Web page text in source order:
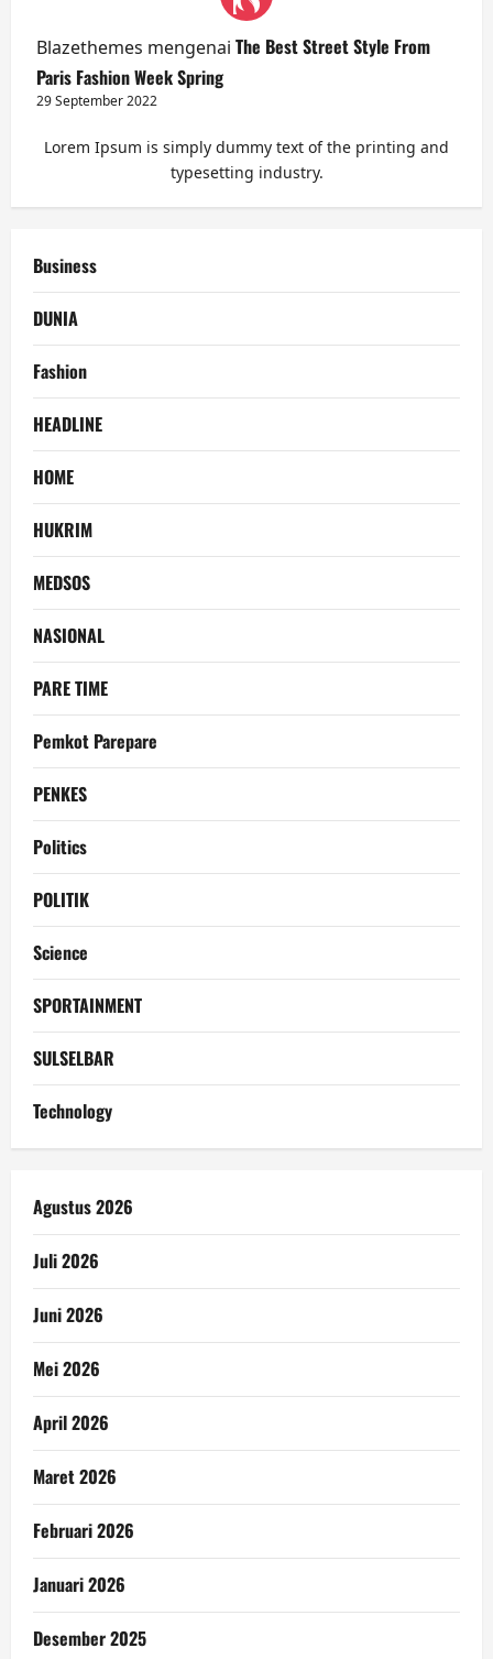
Blazethemes mengenai The Best Street Style From
Paris Fashion Week Spring
29 September 2022
Lorem Ipsum is simply dummy text of the printing and
typesetting industry.
Business
DUNIA
Fashion
HEADLINE
HOME
HUKRIM
MEDSOS
NASIONAL
PARE TIME
Pemkot Parepare
PENKES
Politics
POLITIK
Science
SPORTAINMENT
SULSELBAR
Technology
Agustus 2026
Juli 2026
Juni 2026
Mei 2026
April 2026
Maret 2026
Februari 2026
Januari 2026
Desember 2025